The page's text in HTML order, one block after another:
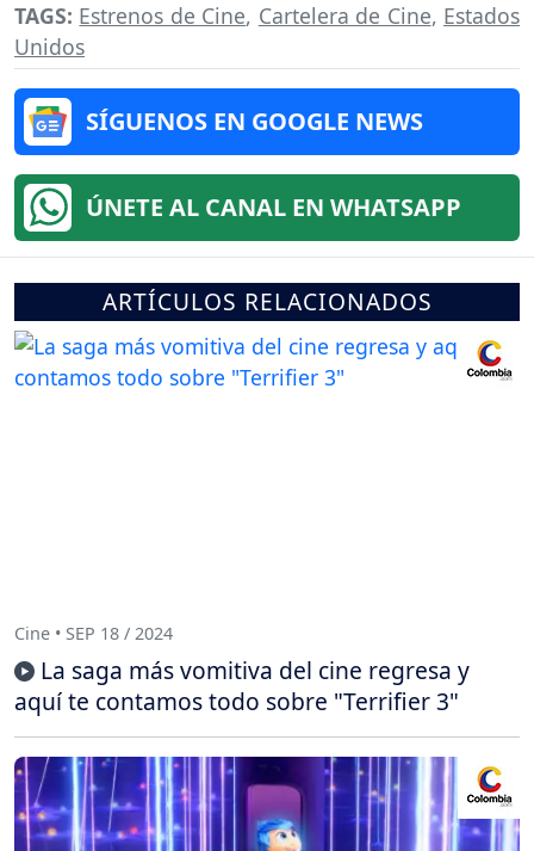
TAGS: Estrenos de Cine, Cartelera de Cine, Estados
Unidos
SÍGUENOS EN GOOGLE NEWS
ÚNETE AL CANAL EN WHATSAPP
ARTÍCULOS RELACIONADOS
Cine • SEP 18 / 2024
La saga más vomitiva del cine regresa y
aquí te contamos todo sobre "Terrifier 3"